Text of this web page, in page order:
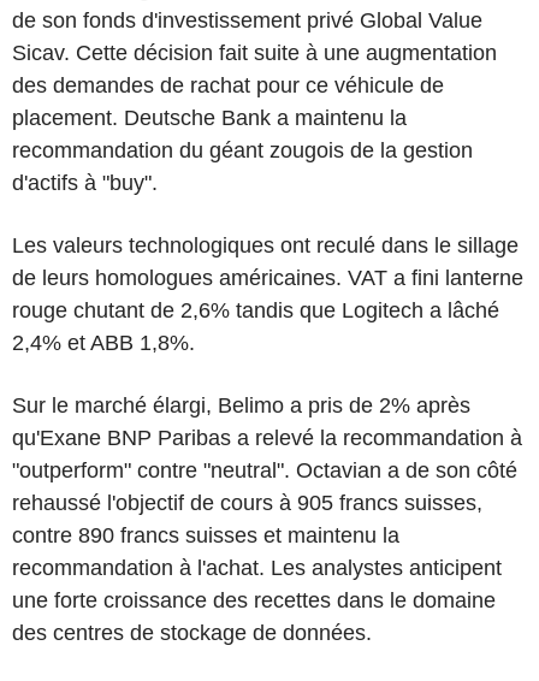
de son fonds d'investissement privé Global Value
Sicav. Cette décision fait suite à une augmentation
des demandes de rachat pour ce véhicule de
placement. Deutsche Bank a maintenu la
recommandation du géant zougois de la gestion
d'actifs à "buy".
Les valeurs technologiques ont reculé dans le sillage
de leurs homologues américaines. VAT a fini lanterne
rouge chutant de 2,6% tandis que Logitech a lâché
2,4% et ABB 1,8%.
Sur le marché élargi, Belimo a pris de 2% après
qu'Exane BNP Paribas a relevé la recommandation à
"outperform" contre "neutral". Octavian a de son côté
rehaussé l'objectif de cours à 905 francs suisses,
contre 890 francs suisses et maintenu la
recommandation à l'achat. Les analystes anticipent
une forte croissance des recettes dans le domaine
des centres de stockage de données.